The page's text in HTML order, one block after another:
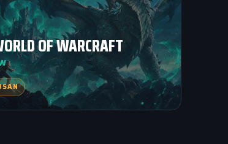
OF WARCRAFT